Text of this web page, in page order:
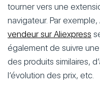
tourner vers une
navigateur. Par
vendeur sur Aliexpress
également de suivre
des produits similaires,
l’évolution des prix, etc.